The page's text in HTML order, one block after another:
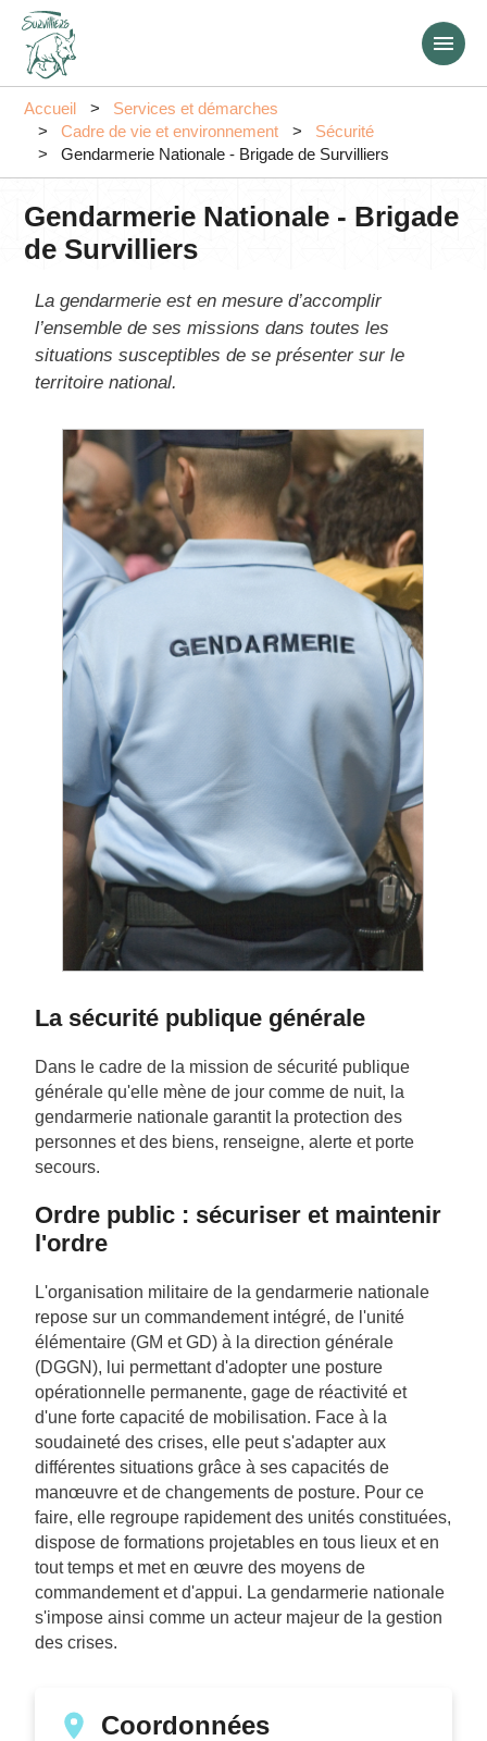
Accueil
Services et démarches
Cadre de vie et environnement
Sécurité
Gendarmerie Nationale - Brigade de Survilliers
Gendarmerie Nationale - Brigade
de Survilliers
La gendarmerie est en mesure d’accomplir
l’ensemble de ses missions dans toutes les
situations susceptibles de se présenter sur le
territoire national.
La sécurité publique générale
Dans le cadre de la mission de sécurité publique
générale qu'elle mène de jour comme de nuit, la
gendarmerie nationale garantit la protection des
personnes et des biens, renseigne, alerte et porte
secours.
Ordre public : sécuriser et maintenir
l'ordre
L'organisation militaire de la gendarmerie nationale
repose sur un commandement intégré, de l'unité
élémentaire (GM et GD) à la direction générale
(DGGN), lui permettant d'adopter une posture
opérationnelle permanente, gage de réactivité et
d'une forte capacité de mobilisation. Face à la
soudaineté des crises, elle peut s'adapter aux
différentes situations grâce à ses capacités de
manœuvre et de changements de posture. Pour ce
faire, elle regroupe rapidement des unités constituées,
dispose de formations projetables en tous lieux et en
tout temps et met en œuvre des moyens de
commandement et d'appui. La gendarmerie nationale
s'impose ainsi comme un acteur majeur de la gestion
des crises.
Coordonnées